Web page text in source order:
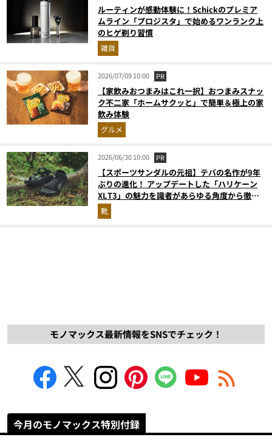
ルーティンが感動体験に！Schickのプレミア
ムライン「プロジスタ」で始めるワンランク上
のヒゲ剃り習慣
雑貨
2026/07/09 10:00 PR
【家飲みおつまみはこれ一択】おつまみスナッ
ク不二家「ホームサクッと」で簡単＆極上の家
飲み体験
グルメ
2026/06/30 10:00 PR
【スポーツサンダルの元祖】テバの名作が9年
ぶりの進化！ アップデートした「ハリケーン
XLT3」の魅力を識者があらゆる角度から徹底
解説！
靴
モノマックス最新情報をSNSでチェック！
今月のモノマックス特別付録